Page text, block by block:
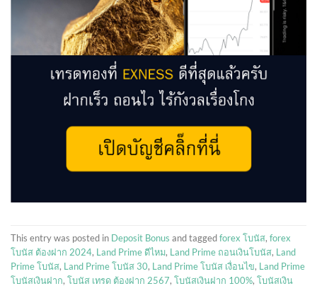
This entry was posted in Deposit Bonus and taggedforex โบนัส, forex
โบนัส ต้องฝาก 2024, Land Prime ดีไหม, Land Prime ถอนเงินโบนัส, Land
Prime โบนัส, Land Prime โบนัส 30, Land Prime โบนัส เงื่อนไข, Land Prime
โบนัสเงินฝาก, โบนัส เทรด ต้องฝาก 2567, โบนัสเงินฝาก 100%, โบนัสเงิน